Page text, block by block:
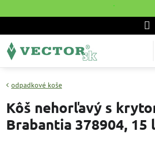
˙
odpadkové koše
Kôš nehorľavý s
Brabantia 378904, 15